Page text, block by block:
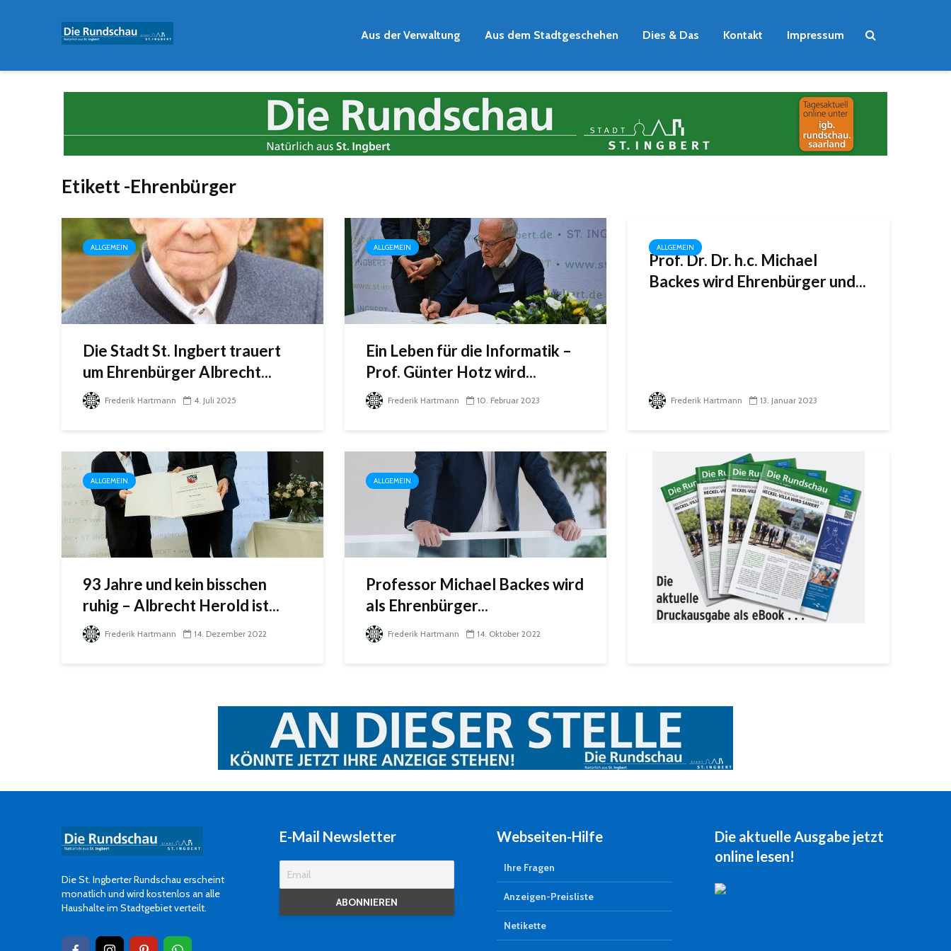
Aus der Verwaltung Aus dem Stadtgeschehen Dies & Das Kontakt Impressum
Etikett -Ehrenbürger
ALLGEMEIN
Die Stadt St. Ingbert trauert
um Ehrenbürger Albrecht...
Frederik Hartmann 4. Juli 2025
ALLGEMEIN
Ein Leben für die Informatik –
Prof. Günter Hotz wird...
Frederik Hartmann 10. Februar 2023
ALLGEMEIN
Prof. Dr. Dr. h.c. Michael
Backeswird Ehrenbürger und...
Frederik Hartmann 13. Januar 2023
ALLGEMEIN
93 Jahre und kein bisschen
ruhig – Albrecht Herold ist...
Frederik Hartmann 14. Dezember 2022
ALLGEMEIN
Professor Michael Backes wird
als Ehrenbürger...
Frederik Hartmann 14. Oktober 2022
Die St. Ingberter Rundschau erscheint
monatlich und wird kostenlos an alle
Haushalte im Stadtgebiet verteilt.
E-Mail Newsletter Webseiten-Hilfe
Ihre Fragen
Anzeigen-Preisliste
Netikette
Die aktuelle Ausgabe jetzt
online lesen!